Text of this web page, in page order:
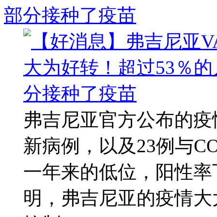
部分接种了疫苗
弗吉尼亚官方公布的
新病例，以及23例与
一年来的低位，阳性
明，弗吉尼亚的疫情